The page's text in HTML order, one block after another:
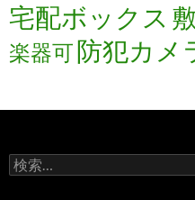
宅配ボックス
楽器可防犯カメ
検
索: